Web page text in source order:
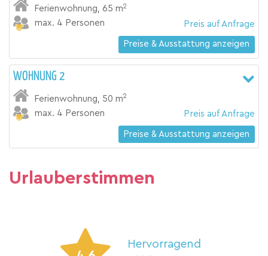
Ferienwohnung,65 m2
max. 4 Personen Preis auf Anfrage
Preise & Ausstattung anzeigen
WOHNUNG 2
Ferienwohnung, 50 m2
max. 4 Personen Preis auf Anfrage
Preise & Ausstattung anzeigen
Urlauberstimmen
Hervorragend